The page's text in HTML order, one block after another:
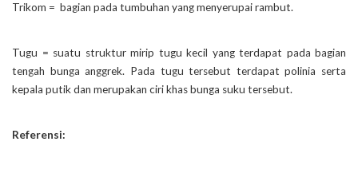
Trikom = bagian pada tumbuhan yang menyerupai rambut.
Tugu = suatu struktur mirip tugu kecil yang terdapat pada bagian
tengah bunga anggrek. Pada tugu tersebut terdapat polinia serta
kepala putik dan merupakan ciri khas bunga suku tersebut.
Referensi: